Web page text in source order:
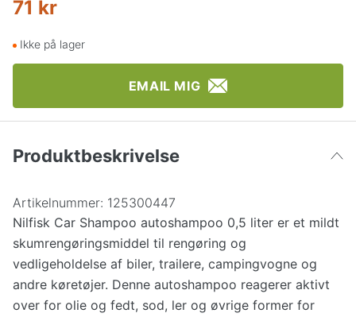
71 kr
Ikke på lager
EMAIL MIG
Produktbeskrivelse
Artikelnummer: 125300447
Nilfisk Car Shampoo autoshampoo 0,5 liter er et mildt
skumrengøringsmiddel til rengøring og
vedligeholdelse af biler, trailere, campingvogne og
andre køretøjer. Denne autoshampoo reagerer aktivt
over for olie og fedt, sod, ler og øvrige former for